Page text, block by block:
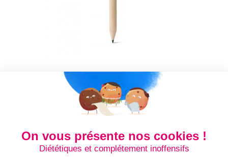
Mini crayon HB avec gomme
Mini crayon à papier BARTER Mini crayon à papier HB. avec
embout gomme. ø7 x 100 mm &nbsp; Quantité PU HT...
On vous présente nos cookies !
Diététiques et complétement inoffensifs